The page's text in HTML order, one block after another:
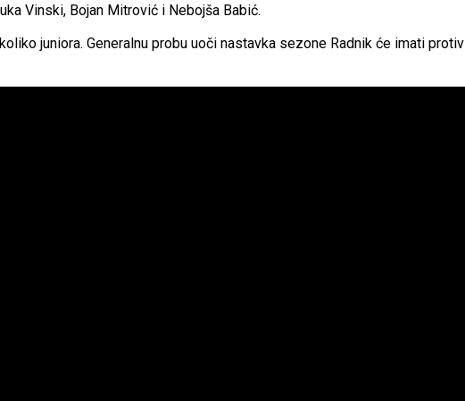
Vinski, Bojan Mitrović i Nebojša Babić.
juniora. Generalnu probu uoči nastavka sezone Radnik će imati protiv